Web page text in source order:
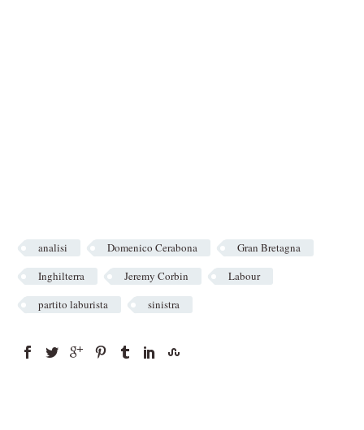
analisi Domenico Cerabona
Gran Bretagna
Inghilterra
Jeremy Corbin
Labour
partito laburista
sinistra